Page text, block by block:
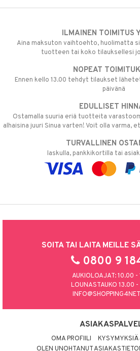
ILMAINEN TOIMITUS
Aina maksuton vaihtoehto, huolimatta
tuotteen tai koko tilauksellesi
NOPEAT
Ennen kello 13.00 tehdyt tilaukset
päivänä
EDULLISET
Ostamalla suuria eriä tuotteita
alhaisina juuri Sinua varten! Voit olla varma,
TURVALLINEN
laskulla, pankkikortilla tai
SOITA TAI LAITA MEILLE
0800 9
AUKIOLOAJAT: 10.00 -
LOUNASTAUKO 13.00
OMA PROFIILI
KYSYMYKSIÄ
OLEN UNOHTANUT